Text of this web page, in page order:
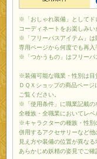
※「おしゃれ装備」としてド
コーディネートをお楽しみい
※「フリーパスアイテム」は
専用ページから何度でも再入
※「つかうもの」はフリーパ
※装備可能な職業・性別は目
ＤＱＸショップの商品ペー
ご覧ください。
※「使用条件」に職業記載の
全種族・全職業においてレベ
※キャラクターの種族・性別
併用するアクセサリーなど他
見え方や装備の位置が異なる
あらかじめ妖精の姿見でご確